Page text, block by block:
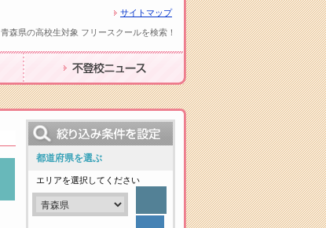
サイトマップ
青森県の高校生対象 フリースクールを検索！
不登校ニュース
都道府県を選ぶ
エリアを選択してください